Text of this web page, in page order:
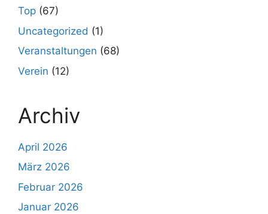
Top (67)
Uncategorized (1)
Veranstaltungen (68)
Verein (12)
Archiv
April 2026
März 2026
Februar 2026
Januar 2026